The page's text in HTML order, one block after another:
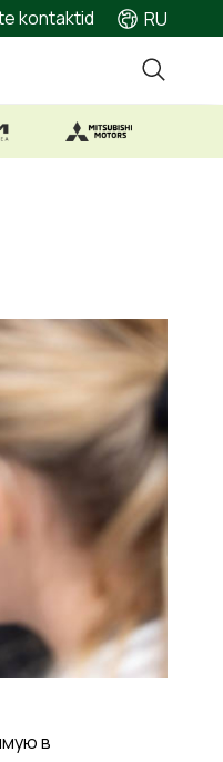
kontaktid RU
в